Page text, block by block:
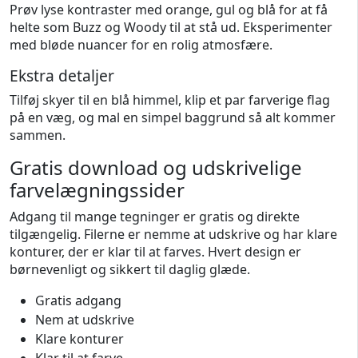
Prøv lyse kontraster med orange, gul og blå for at få
helte som Buzz og Woody til at stå ud. Eksperimenter
med bløde nuancer for en rolig atmosfære.
Ekstra detaljer
Tilføj skyer til en blå himmel, klip et par farverige flag
på en væg, og mal en simpel baggrund så alt kommer
sammen.
Gratis download og udskrivelige
farvelægningssider
Adgang til mange tegninger er gratis og direkte
tilgængelig. Filerne er nemme at udskrive og har klare
konturer, der er klar til at farves. Hvert design er
børnevenligt og sikkert til daglig glæde.
Gratis adgang
Nem at udskrive
Klare konturer